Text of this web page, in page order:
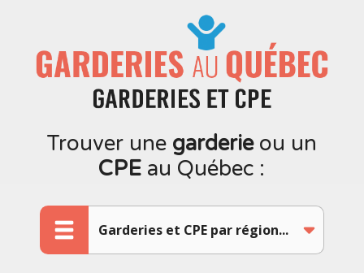
Trouver une garderieou un
CPE au Québec :